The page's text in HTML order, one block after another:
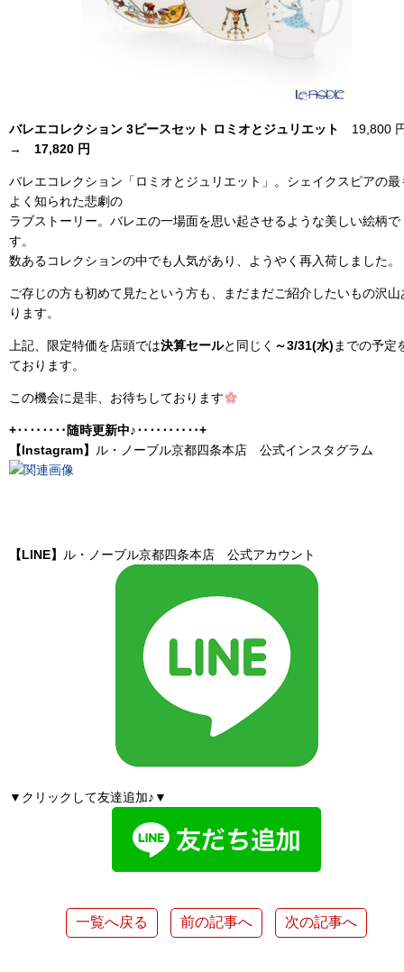
バレエコレクション 3ピースセット ロミオとジュリエット
19,800
→ 17,820 円
バレエコレクション「ロミオとジュリエット」。シェイクスピアの最
よく知られた悲劇の
ラブストーリー。バレエの一場面を思い起させるような美しい絵柄で
す。
数あるコレクションの中でも人気があり、ようやく再入荷しました。
ご存じの方も初めて見たという方も、まだまだご紹介したいもの沢山
ります。
上記、限定特価を店頭では決算セールと同じく ～3/31(水)までの予定
ております。
この機会に是非、お待ちしております
+‥‥‥‥随時更新中♪‥‥‥‥‥+
【Instagram】 ル・ノーブル京都四条本店 公式インスタグラム
【LINE】 ル・ノーブル京都四条本店 公式アカウント
▼クリックして友達追加♪▼
一覧へ戻る 前の記事へ 次の記事へ